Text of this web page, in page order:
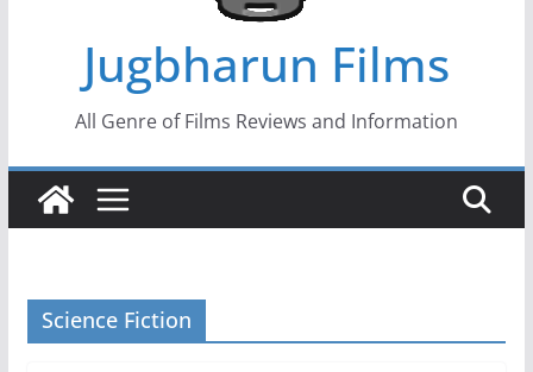
Jugbharun Films
All Genre of Films Reviews and Information
Science Fiction